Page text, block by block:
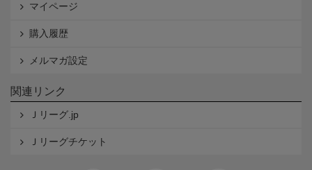
マイページ
購入履歴
メルマガ設定
関連リンク
Ｊリーグ.jp
Ｊリーグチケット